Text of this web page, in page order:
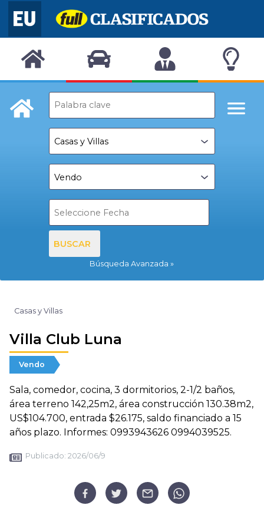
BUSCAR
Búsqueda Avanzada
Casas y Villas
Villa Club Luna
Vendo
Sala, comedor, cocina, 3 dormitorios, 2-1/2 baños,
área terreno 142,25m2, área construcción 130.38m2,
US$104.700, entrada $26.175, saldo financiado a 15
años plazo. Informes: 0993943626 0994039525.
Publicado: 2026/06/9